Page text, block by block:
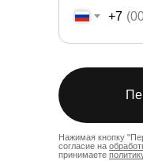
+7
Нажимая кнопку
согласие на
принимаете